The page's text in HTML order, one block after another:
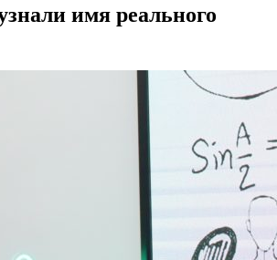
имя реального